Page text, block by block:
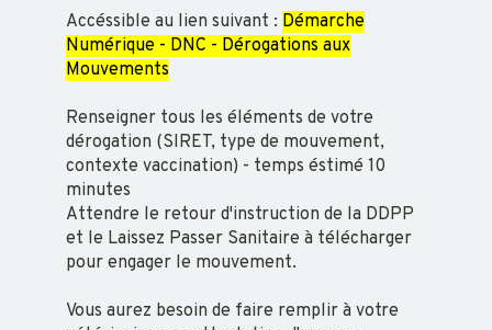
PARATUBERCULOSE
PARASITISME
CAPRIN
AVORTEMENT
BIOSÉCURITÉ
PROPHYLAXIES
Accéssible au lien suivant : Démarche
Numérique - DNC - Dérogations aux
Mouvements
Renseigner tous les éléments de votre
dérogation (SIRET, type de mouvement,
contexte vaccination) - temps éstimé 10
minutes
Attendre le retour d'instruction de la DDPP
et le Laissez Passer Sanitaire à télécharger
pour engager le mouvement.
Vous aurez besoin de faire remplir à votre